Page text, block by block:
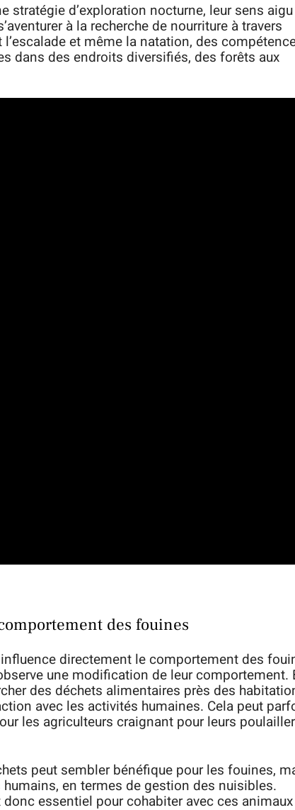
stratégie d’exploration nocturne, leur sens
à la recherche de nourriture à travers
et même la natation, des
dans des endroits diversifiés, des forêts aux
des fouines
directement le comportement des
une modification de leur comportement.
des déchets alimentaires près des
avec les activités humaines. Cela peut
les agriculteurs craignant pour leurs
peut sembler bénéfique pour les fouines,
en termes de gestion des nuisibles.
essentiel pour cohabiter avec ces animaux